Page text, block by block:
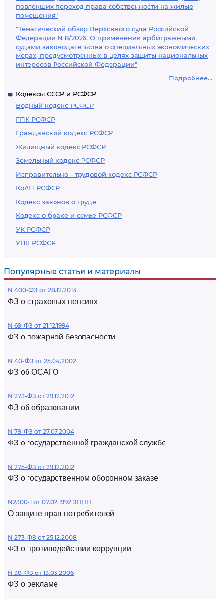
повлекших переход права собственности на жилые
помещения"
"Тематический обзор Верховного суда Российской
Федерации N 8/2026. О применении арбитражными
судами законодательства о специальных экономических
мерах, предусмотренных в целях защиты национальных
интересов Российской Федерации"
Подробнее...
Кодексы СССР и РСФСР
Водный кодекс РСФСР
ГПК РСФСР
Гражданский кодекс РСФСР
Жилищный кодекс РСФСР
Земельный кодекс РСФСР
Исправительно - трудовой кодекс РСФСР
КоАП РСФСР
Кодекс законов о труде
Кодекс о браке и семье РСФСР
УК РСФСР
УПК РСФСР
Популярные статьи и материалы
N 400-ФЗ от 28.12.2013
ФЗ о страховых пенсиях
N 69-ФЗ от 21.12.1994
ФЗ о пожарной безопасности
N 40-ФЗ от 25.04.2002
ФЗ об ОСАГО
N 273-ФЗ от 29.12.2012
ФЗ об образовании
N 79-ФЗ от 27.07.2004
ФЗ о государственной гражданской службе
N 275-ФЗ от 29.12.2012
ФЗ о государственном оборонном заказе
N2300-1 от 07.02.1992 ЗППП
О защите прав потребителей
N 273-ФЗ от 25.12.2008
ФЗ о противодействии коррупции
N 38-ФЗ от 13.03.2006
ФЗ о рекламе